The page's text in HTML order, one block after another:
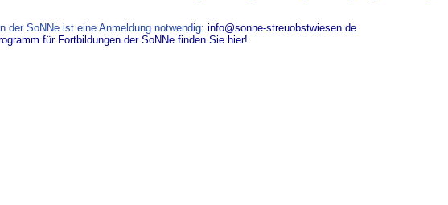
der SoNNe ist eine Anmeldung notwendig: info@sonne-streuobstwiesen.de
für Fortbildungen der SoNNe finden Sie hier!